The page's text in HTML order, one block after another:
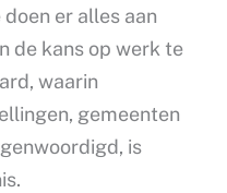
er alles aan
de kans op werk te
waarin
gemeenten
is